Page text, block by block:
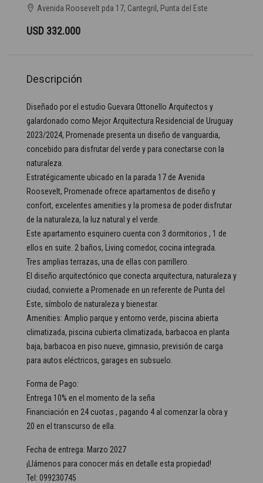
Avenida Roosevelt pda 17, Cantegril, Punta del Este
USD 332.000
Descripción
Diseñado por el estudio Guevara Ottonello Arquitectos y
galardonado como Mejor Arquitectura Residencial de Uruguay
2023/2024, Promenade presenta un diseño de vanguardia,
concebido para disfrutar del verde y para conectarse con la
naturaleza.
Estratégicamente ubicado en la parada 17 de Avenida
Roosevelt, Promenade ofrece apartamentos de diseño y
confort, excelentes amenities y la promesa de poder disfrutar
de la naturaleza, la luz natural y el verde.
Este apartamento esquinero cuenta con 3 dormitorios , 1 de
ellos en suite. 2 baños, Living comedor, cocina integrada.
Tres amplias terrazas, una de ellas con parrillero.
El diseño arquitectónico que conecta arquitectura, naturaleza y
ciudad, convierte a Promenade en un referente de Punta del
Este, símbolo de naturaleza y bienestar.
Amenities: Amplio parque y entorno verde, piscina abierta
climatizada, piscina cubierta climatizada, barbacoa en planta
baja, barbacoa en piso nueve, gimnasio, previsión de carga
para autos eléctricos, garages en subsuelo.
Forma de Pago:
Entrega 10% en el momento de la seña
Financiación en 24 cuotas , pagando 4 al comenzar la obra y
20 en el transcurso de ella.
Fecha de entrega: Marzo 2027
¡Llámenos para conocer más en detalle esta propiedad!
Tel: 099230745